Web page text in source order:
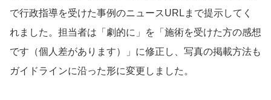
で行政指導を受けた事例のニュースURLまで提示してく
れました。担当者は「劇的に」を「施術を受けた方の感想
です（個人差があります）」に修正し、写真の掲載方法も
ガイドラインに沿った形に変更しました。